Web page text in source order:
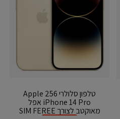
טלפון סלולרי 256 Apple
iPhone 14 Pro אפל
מאוקטב לצורך SIM FEREE